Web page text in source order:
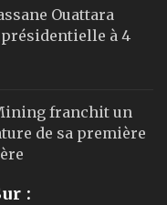
Ouattara
à 4
franchit un
de sa première
: